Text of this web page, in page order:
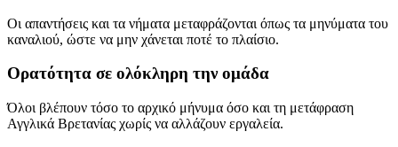
Οι απαντήσεις και τα νήματα μεταφράζονται όπως τα μηνύματα του
καναλιού, ώστε να μην χάνεται ποτέ το πλαίσιο.
Ορατότητα σε ολόκληρη την ομάδα
Όλοι βλέπουν τόσο το αρχικό μήνυμα όσο και τη μετάφραση
Αγγλικά Βρετανίας χωρίς να αλλάζουν εργαλεία.